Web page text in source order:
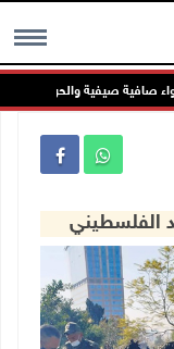
MENU
والحرارة حول معدلها
الفلسطيني